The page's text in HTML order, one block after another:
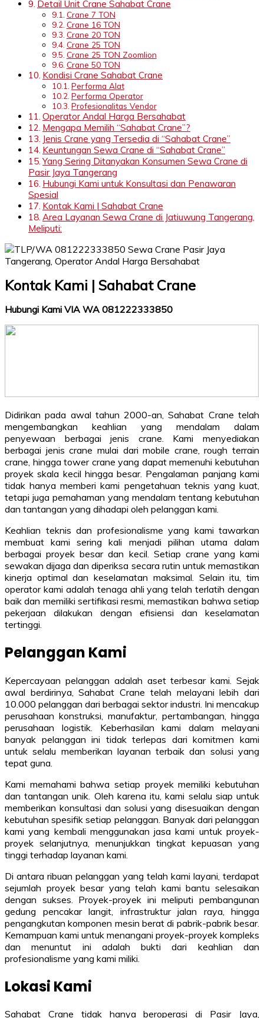
Detail Unit Crane Sahabat Crane
Crane 7 TON
Crane 16 TON
Crane 20 TON
Crane 25 TON
Crane 25 TON Zoomlion
Crane 50 TON
Kondisi Crane Sahabat Crane
Performa Alat
Performa Operator
Profesionalitas Vendor
Operator Andal Harga Bersahabat
Mengapa Memilih “Sahabat Crane”?
Jenis Crane yang Tersedia di “Sahabat Crane”
Keuntungan Sewa Crane di “Sahabat Crane”
Yang Sering Ditanyakan Konsumen Sewa Crane di
Pasir Jaya Tangerang
Hubungi Kami untuk Konsultasi dan Penawaran
Spesial
Kontak Kami | Sahabat Crane
Area Layanan Sewa Crane di Jatiuwung Tangerang,
Meliputi:
Kontak Kami | Sahabat Crane
Hubungi Kami VIA WA 081222333850
Didirikan pada awal tahun 2000-an, Sahabat Crane telah
mengembangkan keahlian yang mendalam dalam
penyewaan berbagai jenis crane. Kami menyediakan
berbagai jenis crane mulai dari mobile crane, rough terrain
crane, hingga tower crane yang dapat memenuhi kebutuhan
proyek skala kecil hingga besar. Pengalaman panjang kami
tidak hanya memberi kami pengetahuan teknis yang kuat,
tetapi juga pemahaman yang mendalam tentang kebutuhan
dan tantangan yang dihadapi oleh pelanggan kami.
Keahlian teknis dan profesionalisme yang kami tawarkan
membuat kami sering kali menjadi pilihan utama dalam
berbagai proyek besar dan kecil. Setiap crane yang kami
sewakan dijaga dan diperiksa secara rutin untuk memastikan
kinerja optimal dan keselamatan maksimal. Selain itu, tim
operator kami adalah tenaga ahli yang telah terlatih dengan
baik dan memiliki sertifikasi resmi, memastikan bahwa setiap
pekerjaan dilakukan dengan efisiensi dan keselamatan
tertinggi.
Pelanggan Kami
Kepercayaan pelanggan adalah aset terbesar kami. Sejak
awal berdirinya, Sahabat Crane telah melayani lebih dari
10.000 pelanggan dari berbagai sektor industri. Ini mencakup
perusahaan konstruksi, manufaktur, pertambangan, hingga
perusahaan logistik. Keberhasilan kami dalam melayani
banyak pelanggan ini tidak terlepas dari komitmen kami
untuk selalu memberikan layanan terbaik dan solusi yang
tepat guna.
Kami memahami bahwa setiap proyek memiliki kebutuhan
dan tantangan unik. Oleh karena itu, kami selalu siap untuk
memberikan konsultasi dan solusi yang disesuaikan dengan
kebutuhan spesifik setiap pelanggan. Banyak dari pelanggan
kami yang kembali menggunakan jasa kami untuk proyek-
proyek selanjutnya, menunjukkan tingkat kepuasan yang
tinggi terhadap layanan kami.
Di antara ribuan pelanggan yang telah kami layani, terdapat
sejumlah proyek besar yang telah kami bantu selesaikan
dengan sukses. Proyek-proyek ini meliputi pembangunan
gedung pencakar langit, infrastruktur jalan raya, hingga
pengangkutan komponen mesin berat di pabrik-pabrik besar.
Kemampuan kami untuk menangani proyek-proyek kompleks
dan menuntut ini adalah bukti dari keahlian dan
profesionalisme yang kami miliki.
Lokasi Kami
Sahabat Crane tidak hanya beroperasi di Pasir Jaya,